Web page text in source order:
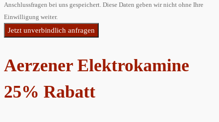
Anschlussfragen bei uns gespeichert. Diese Daten geben wir nicht ohne Ihre
Einwilligung weiter.
Jetzt unverbindlich anfragen
Aerzener Elektrokamine
25% Rabatt